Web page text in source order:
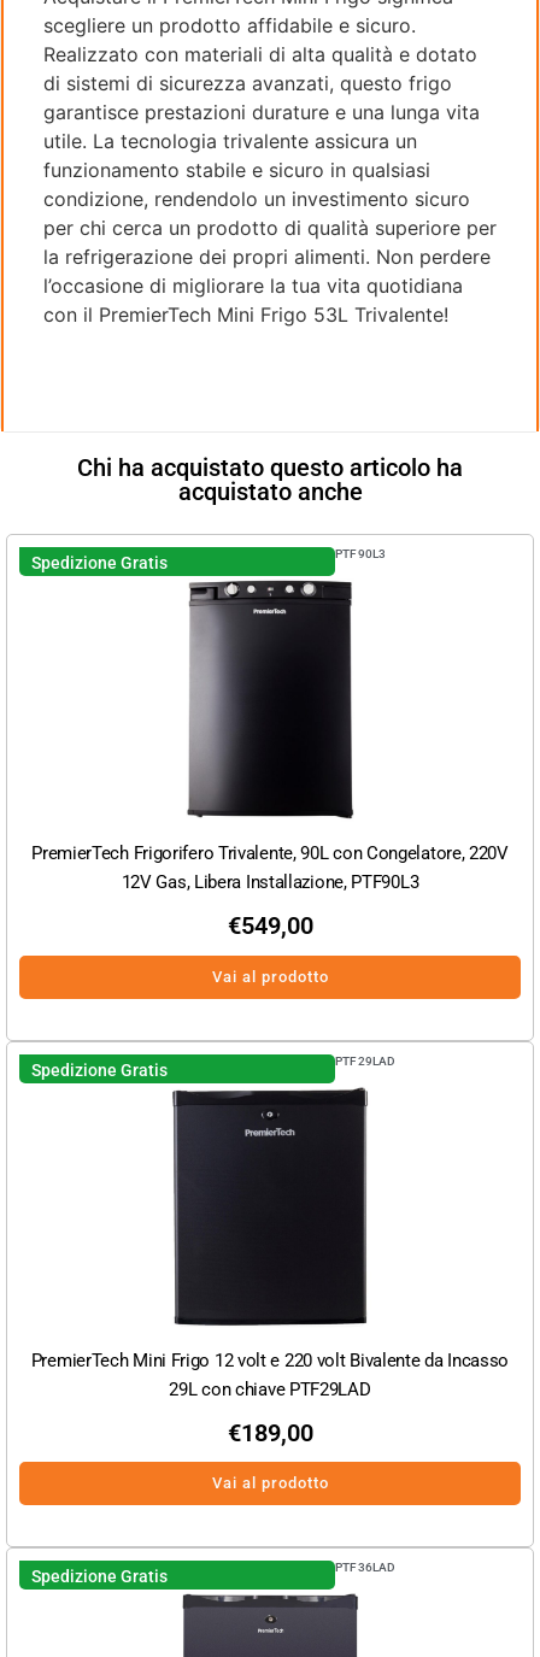
scegliere un prodotto affidabile e sicuro.
Realizzato con materiali di alta qualità e dotato
di sistemi di sicurezza avanzati, questo frigo
garantisce prestazioni durature e una lunga vita
utile. La tecnologia trivalente assicura un
funzionamento stabile e sicuro in qualsiasi
condizione, rendendolo un investimento sicuro
per chi cerca un prodotto di qualità superiore per
la refrigerazione dei propri alimenti. Non perdere
l’occasione di migliorare la tua vita quotidiana
con il PremierTech Mini Frigo 53L Trivalente!
Chi ha acquistato questo articolo ha
acquistato anche
Spedizione Gratis PTF90L3
PremierTech Frigorifero Trivalente, 90L con Congelatore, 220V
12V Gas, Libera Installazione, PTF90L3
€549,00
Vai al prodotto
Spedizione Gratis PTF29LAD
PremierTech Mini Frigo 12 volt e 220 volt Bivalente da Incasso
29L con chiave PTF29LAD
€189,00
Vai al prodotto
Spedizione Gratis PTF36LAD